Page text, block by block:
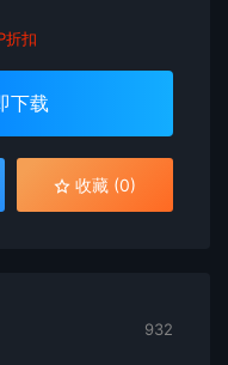
折扣
下载
收藏 (0)
932